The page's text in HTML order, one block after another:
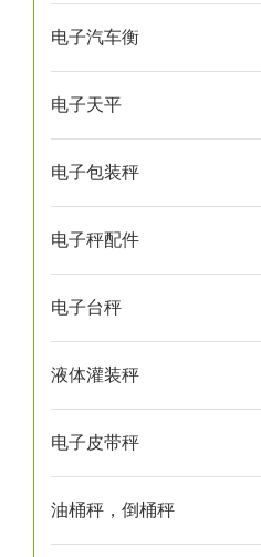
电子汽车衡
电子天平
电子包装秤
电子秤配件
电子台秤
液体灌装秤
电子皮带秤
油桶秤，倒桶秤